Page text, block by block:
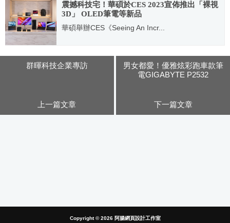
震撼科技宅！華碩於CES 2023宣佈推出「裸視
3D」 OLED筆電等新品
華碩舉辦CES《Seeing An Incr...
群暉科技企業專訪
上一篇文章
男女都愛！優雅炫彩跑車款筆
電GIGABYTE P2532
下一篇文章
Copyright © 2026 阿腸網頁設計工作室